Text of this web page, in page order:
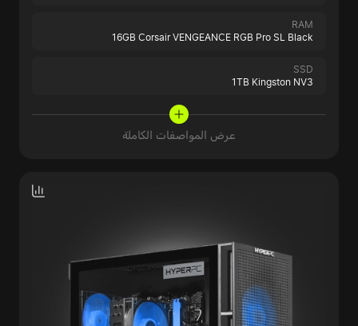
RAM
16GB Corsair VENGEANCE RGB Pro SL Black
SSD
1TB Kingston NV3
عرض المواصفات الكاملة